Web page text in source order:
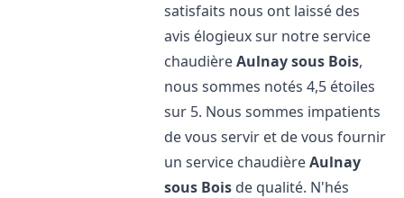
satisfaits nous ont laissé des
avis élogieux sur notre service
chaudièreAulnay sous Bois,
nous sommes notés 4,5 étoiles
sur 5. Nous sommes impatients
de vous servir et de vous fournir
un service chaudièreAulnay
sous Bois de qualité. N'hés